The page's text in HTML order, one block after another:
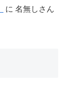
に 名無しさん